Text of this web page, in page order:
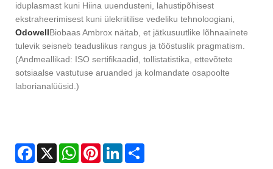
iduplasmast kuni Hiina uuendusteni, lahustipõhisest
ekstraheerimisest kuni ülekriitilise vedeliku tehnoloogiani,
OdowellBiobaas Ambrox näitab, et jätkusuutlike lõhnaainete
tulevik seisneb teaduslikus rangus ja tööstuslik pragmatism.
(Andmeallikad: ISO sertifikaadid, tollistatistika, ettevõtete
sotsiaalse vastutuse aruanded ja kolmandate osapoolte
laborianalüüsid.)
Facebook
X WhatsAppPinterestLinkedIn